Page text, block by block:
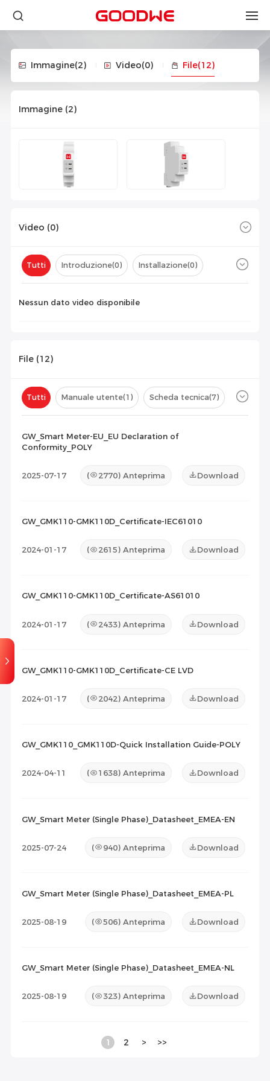
Immagine(2) Video(0) File(12)
Immagine (2)
Video (0)
Tutti Introduzione(0) Installazione(0)
Nessun dato video disponibile
File (12)
Tutti Manuale utente(1) Scheda tecnica(7)
Documento di manutenzione
GW_Smart Meter-EU_EU Declaration of
Conformity_POLY
2025-07-17 ( 2770) Anteprima Download
GW_GMK110-GMK110D_Certificate-IEC61010
2024-01-17 ( 2615) Anteprima Download
GW_GMK110-GMK110D_Certificate-AS61010
2024-01-17 ( 2433) Anteprima Download
GW_GMK110-GMK110D_Certificate-CE LVD
2024-01-17 ( 2042) Anteprima Download
GW_GMK110_GMK110D-Quick Installation Guide-POLY
2024-04-11 ( 1638) Anteprima Download
GW_Smart Meter (Single Phase)_Datasheet_EMEA-EN
2025-07-24 ( 940) Anteprima Download
GW_Smart Meter (Single Phase)_Datasheet_EMEA-PL
2025-08-19 ( 506) Anteprima Download
GW_Smart Meter (Single Phase)_Datasheet_EMEA-NL
2025-08-19 ( 323) Anteprima Download
1 2 > >>